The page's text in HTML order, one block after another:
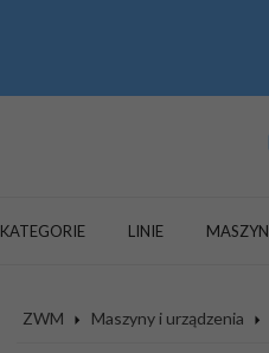
KATEGORIE LINIE
ZWM Maszyny i urządzenia